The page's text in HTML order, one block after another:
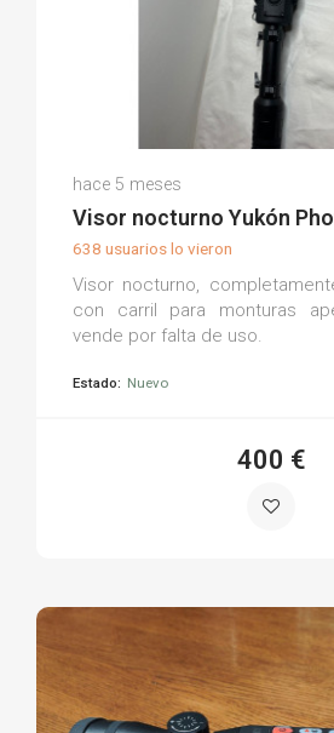
(0)
hace 5 meses
Visor nocturno Yukón
638 usuarios lo vieron
Visor nocturno,
con carril para monturas
vende por falta de uso.
Estado: Nuevo
400 €